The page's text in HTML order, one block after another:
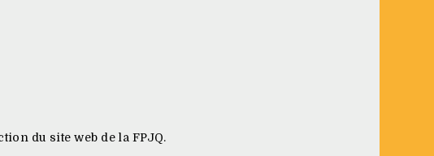
du site web de la FPJQ.